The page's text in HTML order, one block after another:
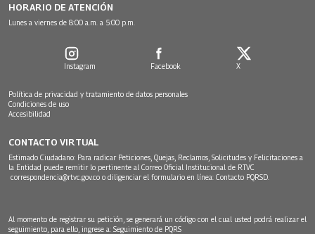
HORARIO DE ATENCIÓN
Lunes a viernes de 8:00 a.m. a 5:00 p.m.
Instagram Facebook X
Política de privacidad y tratamiento de datos personales
Condiciones de uso
Accesibilidad
CONTACTO VIRTUAL
Estimado Ciudadano: Para radicar Peticiones, Quejas, Reclamos, Solicitudes y Felicitaciones a
la Entidad puede remitir lo pertinente al Correo Oficial Institucional de RTVC
correspondencia@rtvc.gov.co o diligenciar el formulario en línea: Contacto PQRSD.
Al momento de registrar su petición, se generará un código con el cual usted podrá realizar el
seguimiento, para ello, ingrese a: Seguimiento de PQRS